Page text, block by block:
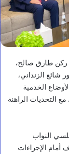
ركن طارق صالح،
شائع الزنداني،
الخدمية
مع التحديات الراهنة
النواب
أمام الإجراءات